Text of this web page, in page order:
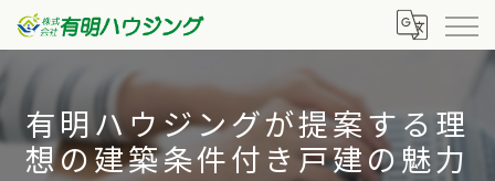
有明ハウジングが提案する理
想の建築条件付き戸建の魅力